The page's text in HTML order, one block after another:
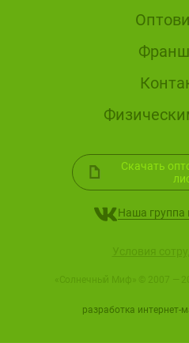
a
Скачать
Наша группа
разработка интернет-